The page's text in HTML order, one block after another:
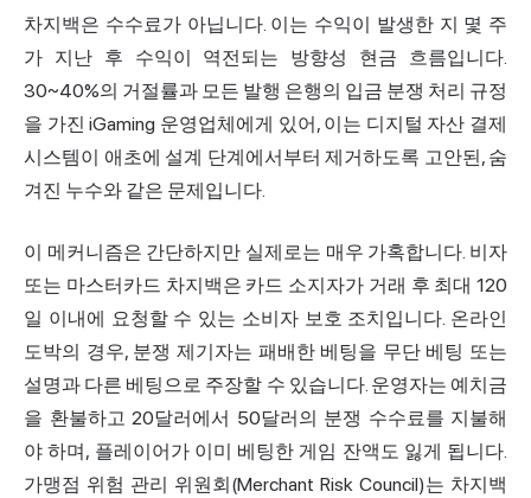
차지백은 수수료가 아닙니다. 이는 수익이 발생한 지 몇 주
가 지난 후 수익이 역전되는 방향성 현금 흐름입니다.
30~40%의 거절률과 모든 발행 은행의 입금 분쟁 처리 규정
을 가진 iGaming 운영업체에게 있어, 이는 디지털 자산 결제
시스템이 애초에 설계 단계에서부터 제거하도록 고안된, 숨
겨진 누수와 같은 문제입니다.
이 메커니즘은 간단하지만 실제로는 매우 가혹합니다. 비자
또는 마스터카드 차지백은 카드 소지자가 거래 후 최대 120
일 이내에 요청할 수 있는 소비자 보호 조치입니다. 온라인
도박의 경우, 분쟁 제기자는 패배한 베팅을 무단 베팅 또는
설명과 다른 베팅으로 주장할 수 있습니다. 운영자는 예치금
을 환불하고 20달러에서 50달러의 분쟁 수수료를 지불해
야 하며, 플레이어가 이미 베팅한 게임 잔액도 잃게 됩니다.
가맹점 위험 관리 위원회(Merchant Risk Council)는 차지백